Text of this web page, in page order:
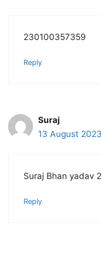
230100357359
Reply
Suraj
13 August
Suraj Bhan yadav
Reply